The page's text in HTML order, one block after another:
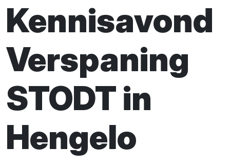
Kennisavond
Verspaning
STODT in
Hengelo